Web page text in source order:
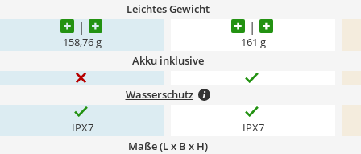
Leichtes Gewicht
158,76 g 161 g
Akku inklusive
Wasserschutz
IPX7 IPX7
Maße (L x B x H)